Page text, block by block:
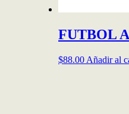
FUTBOL
$88.00 Añadir al